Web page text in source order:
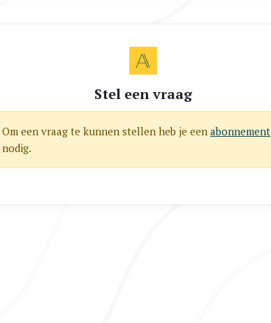
Stel een vraag
Om een vraag te kunnen stellen heb je een abonnement
nodig.